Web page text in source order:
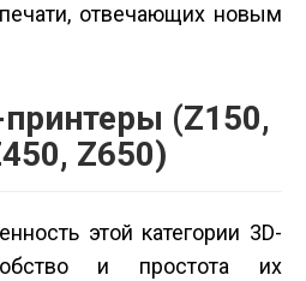
отвечающих новым
(Z150,
Z650)
этой категории 3D-
и простота их